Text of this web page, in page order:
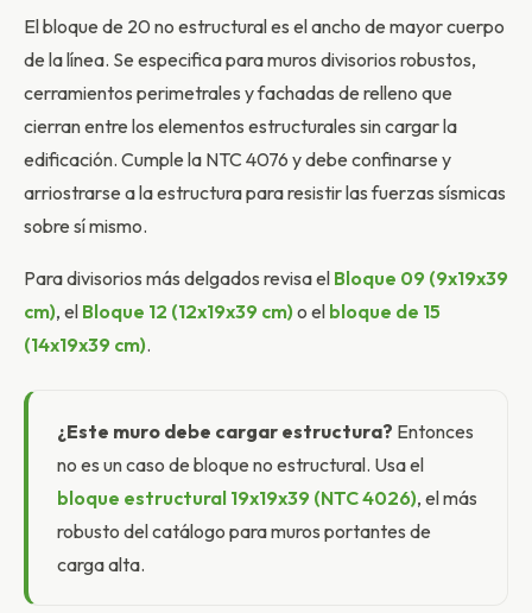
El bloque de 20 no estructural es el ancho de mayor cuerpo
de la línea. Se especifica para muros divisorios robustos,
cerramientos perimetrales y fachadas de relleno que
cierran entre los elementos estructurales sin cargar la
edificación. Cumple la NTC 4076 y debe confinarse y
arriostrarse a la estructura para resistir las fuerzas sísmicas
sobre sí mismo.
Para divisorios más delgados revisa el Bloque 09 (9x19x39
cm), el Bloque 12 (12x19x39 cm) o el bloque de 15
(14x19x39 cm).
¿Este muro debe cargar estructura? Entonces
no es un caso de bloque no estructural. Usa el
bloque estructural 19x19x39 (NTC 4026), el más
robusto del catálogo para muros portantes de
carga alta.